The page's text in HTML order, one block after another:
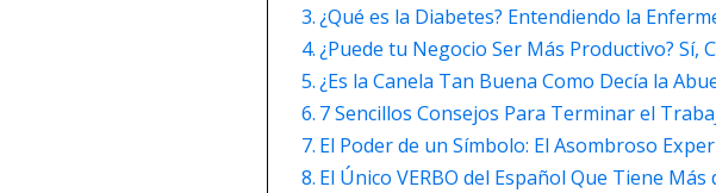
¿Qué es la Diabetes? Entendiendo la
¿Puede tu Negocio Ser Más Productivo?
¿Es la Canela Tan Buena Como Decía la
7 Sencillos Consejos Para Terminar el
El Poder de un Símbolo: El Asombroso
El Único VERBO del Español Que Tiene